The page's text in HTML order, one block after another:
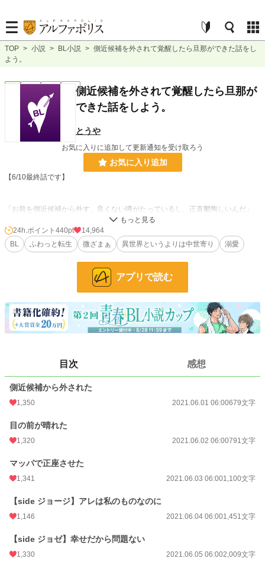
TOP > 小説 > BL小説 > 側近候補を外されて覚醒したら旦那ができた話をし
よう。
完結 短編
側近候補を外されて覚醒したら旦那が
できた話をしよう。
とうや
お気に入りに追加して更新通知を受け取ろう
お気に入り追加
【6/10最終話です】
「お前を側近候補から外す。良くない噂がたっているし、正直鬱陶しいんだ」
王太子殿下のために10年捧げてきた生活だった。側近候補から外され、公爵家
を除籍された。死のうと思った時に思い出したのは、ふわっとした前世の記憶。
あれ？俺ってあいつに尽くして尽くして、自分のための努力ってした事あったっ
自分のために努力して、自分のために生きていく。そう決めたら友達がいっぱい
できた。親友もできた。すぐ旦那になったけど。
***********************
※オリジンシリーズ、魔王シリーズとは世界線が違います。単発の短い話です。
3,037 位 / 228,619 件
文字数
24h.ポイント 440pt
14,964
BL
ふわっと転生 微ざまぁ 異世界というよりは中世寄り 溺愛
アプリで読む
目次 感想
側近候補から外された
1,350 2021.06.01 06:00679文字
目の前が晴れた
1,320 2021.06.02 06:00791文字
マッパで正座させた
1,341 2021.06.03 06:001,100文字
【side ジョージ】アレは私のものなのに
1,146 2021.06.04 06:001,451文字
【side ジョゼ】幸せだから問題ない
1,330 2021.06.05 06:002,009文字